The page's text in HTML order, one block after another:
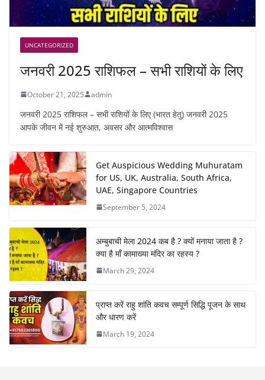
UNCATEGORIZED
जनवरी 2025 राशिफल – सभी राशियों के लिए
October 21, 2025 admin
जनवरी 2025 राशिफल – सभी राशियों के लिए (भारत हेतु) जनवरी 2025
आपके जीवन में नई शुरुआत, अवसर और आत्मविश्वास
Get Auspicious Wedding Muhuratam
for US, UK, Australia, South Africa,
UAE, Singapore Countries
September 5, 2024
अम्बुबाची मेला 2024 कब है ? क्यों मनाया जाता है ?
क्या है माँ कामाख्या मंदिर का रहस्य ?
March 29, 2024
प्राप्त करें राहु शांति कवच सम्पूर्ण सिद्धि पूजन के साथ
और धारण करें
March 19, 2024